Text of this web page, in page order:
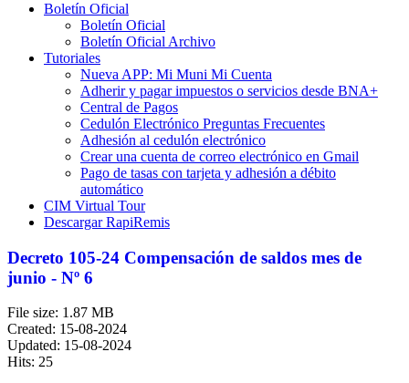
Boletín Oficial
Boletín Oficial
Boletín Oficial Archivo
Tutoriales
Nueva APP: Mi Muni Mi Cuenta
Adherir y pagar impuestos o servicios desde BNA+
Central de Pagos
Cedulón Electrónico Preguntas Frecuentes
Adhesión al cedulón electrónico
Crear una cuenta de correo electrónico en Gmail
Pago de tasas con tarjeta y adhesión a débito
automático
CIM Virtual Tour
Descargar RapiRemis
Decreto 105-24 Compensación de saldos mes de
junio - Nº 6
File size: 1.87 MB
Created: 15-08-2024
Updated: 15-08-2024
Hits: 25